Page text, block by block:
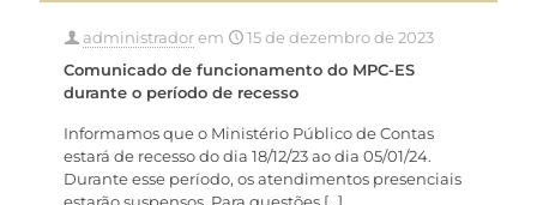
administradorem
15 de dezembro de 2023
Comunicado de funcionamento do MPC-ES
durante o período de recesso
Informamos que o Ministério Público de Contas
estará de recesso do dia 18/12/23 ao dia 05/01/24.
Durante esse período, os atendimentos presenciais